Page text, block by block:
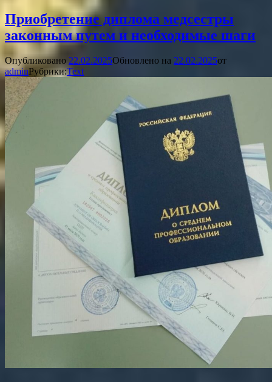
Приобретение диплома медсестры
законным путем и необходимые шаги
Опубликовано 22.02.2025Обновлено на 22.02.2025от
adminРубрики:Text